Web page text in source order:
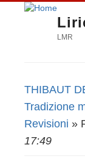
LMR
Tu sei qui
THIBAUT
Tradizione
Revisioni »
17:49